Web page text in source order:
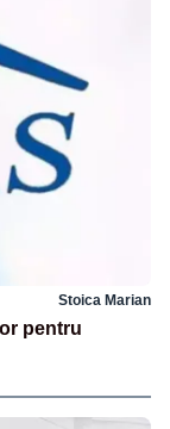
Stoica Marian
pentru